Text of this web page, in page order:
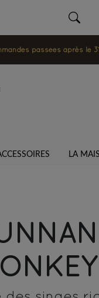
passées après le
LA